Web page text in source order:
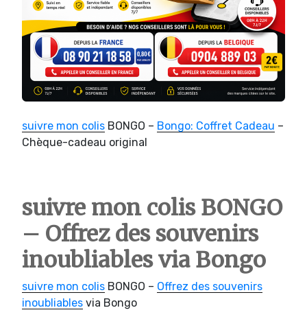
suivre mon colis BONGO – Bongo: Coffret Cadeau –
Chèque-cadeau original
suivre mon colis BONGO
– Offrez des souvenirs
inoubliables via Bongo
suivre mon colis BONGO – Offrez des souvenirs
inoubliables via Bongo